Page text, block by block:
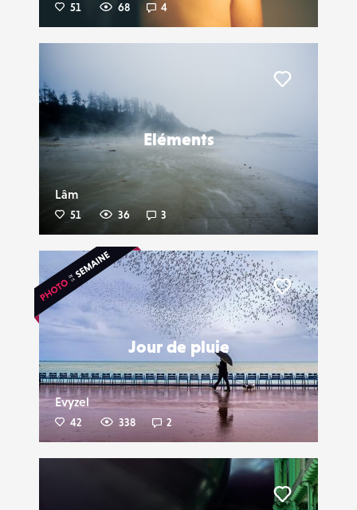
51 68 4
Eléments
Lâm
51 36 3
Jour de pluie
Evyzel
42 338 2
Liker
Liker